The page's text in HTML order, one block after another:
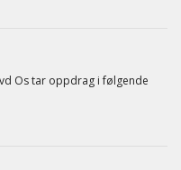
Os tar oppdrag i følgende